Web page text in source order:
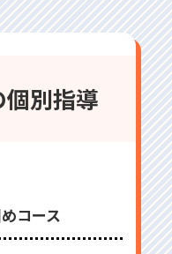
別指導
コース